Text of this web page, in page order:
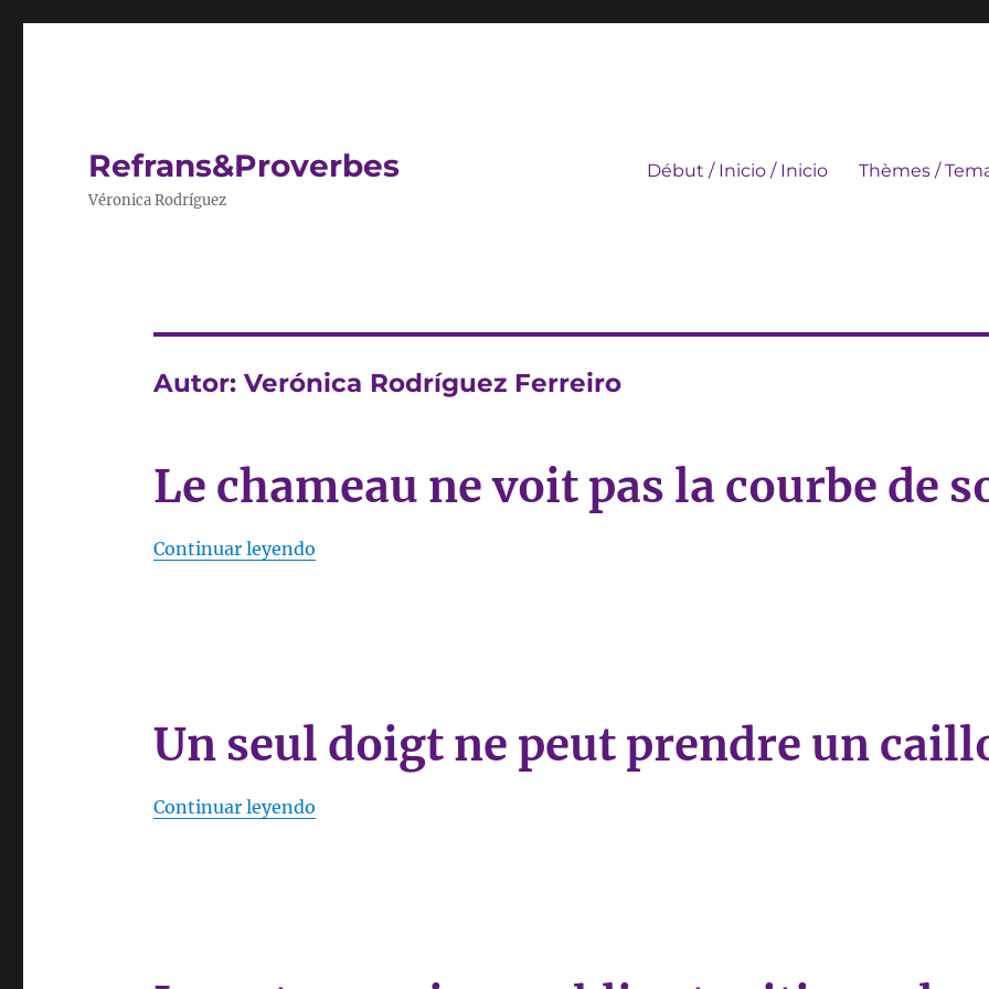
Refrans&Proverbes
Véronica Rodríguez
Début / Inicio / Inicio Thèmes /
Autor:Verónica Rodríguez Ferreiro
Le chameau ne voit pas la courbe de
Continuar leyendo
Un seul doigt ne peut prendre un
Continuar leyendo